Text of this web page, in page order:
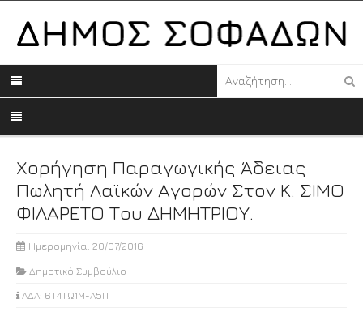
Χορήγηση Παραγωγικής Άδειας
Πωλητή Λαϊκών Αγορών Στον Κ. ΣΙΜΟ
ΦΙΛΑΡΕΤΟ Του ΔΗΜΗΤΡΙΟΥ.
Ημερομηνία: 20/07/2016
Δημοτικό Συμβούλιο
ΑΔΑ: 6Τ4ΤΩ1Μ-Α5Π